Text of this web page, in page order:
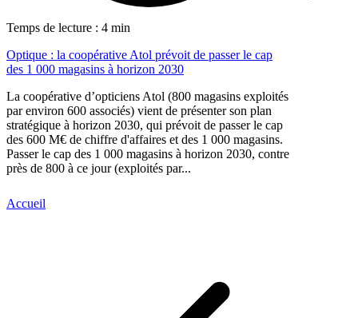
Temps de lecture : 4 min
Optique : la coopérative Atol prévoit de passer le cap
des 1 000 magasins à horizon 2030
La coopérative d’opticiens Atol (800 magasins exploités
par environ 600 associés) vient de présenter son plan
stratégique à horizon 2030, qui prévoit de passer le cap
des 600 M€ de chiffre d'affaires et des 1 000 magasins.
Passer le cap des 1 000 magasins à horizon 2030, contre
près de 800 à ce jour (exploités par...
Accueil